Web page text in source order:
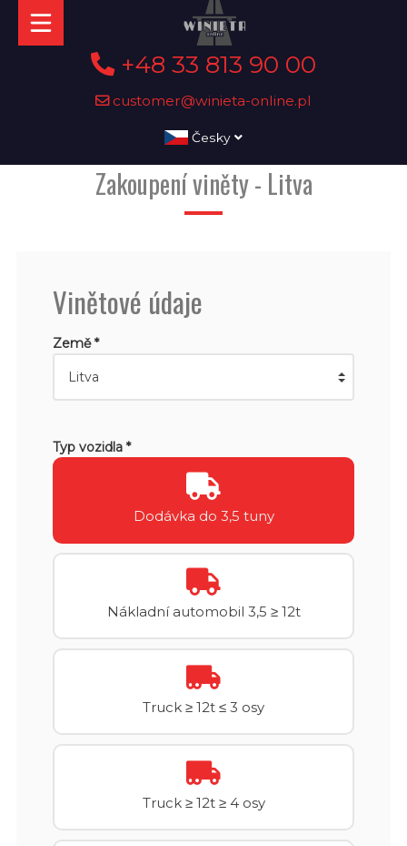
+48 33 813 90 00
customer@winieta-online.pl
Česky
Zakoupení viněty - Litva
Vinětové údaje
Země *
Typ vozidla *
Dodávka do 3,5 tuny
Nákladní automobil 3,5 ≥ 12t
Truck ≥ 12t ≤ 3 osy
Truck ≥ 12t ≥ 4 osy